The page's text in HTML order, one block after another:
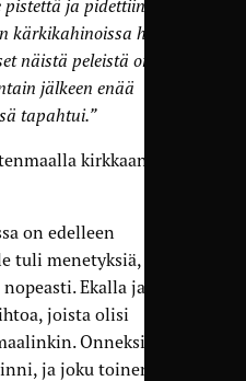
ja pidettiin nolla
kärkikahinoissa hienosti
näistä peleistä on ne
jälkeen enää
tapahtui.”
kirkkaana
on edelleen
tuli menetyksiä, niihin
Ekalla jaksolla
joista olisi
Onneksi
ja joku toinenkin